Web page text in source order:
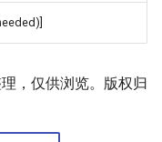
，仅供浏览。版权归